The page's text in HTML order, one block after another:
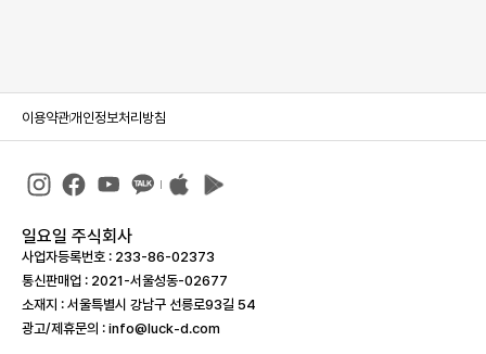
이용약관개인정보처리방침
일요일 주식회사
사업자등록번호 : 233-86-023­73
통신판매업 : 2021-서울성동-02677
소재지 : 서울특별시 강남구 선릉로93길 54
광고/제휴문의 : info@luck-d.com